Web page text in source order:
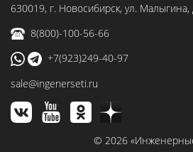
630019, г. Новосибирск, ул. Малыгина,
8(800)-100-56-66
+7(923)249-40-97
sale@ingenerseti.ru
© 2026